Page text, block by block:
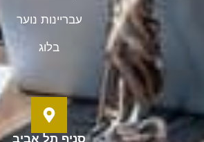
עבריינות נוער
בלוג
סניף תל אביב